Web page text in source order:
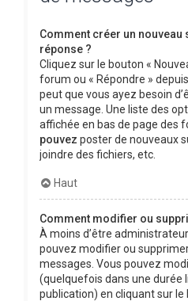
Comment créer un nouveau
réponse ?
Cliquez sur le bouton «
forum ou « Répondre »
peut que vous ayez besoin
un message. Une liste des
affichée en bas de page des
pouvez poster de nouveaux
joindre des fichiers, etc.
Haut
Comment modifier ou
À moins d’être
pouvez modifier ou
messages. Vous pouvez
(quelquefois dans une durée
publication) en cliquant sur le